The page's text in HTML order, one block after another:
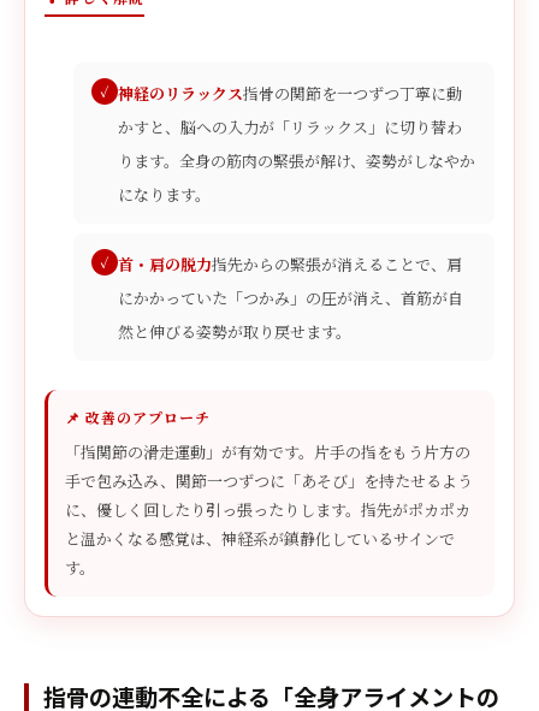
神経のリラックス指骨の関節を一つずつ丁寧に動
かすと、脳への入力が「リラックス」に切り替わ
ります。全身の筋肉の緊張が解け、姿勢がしなやか
になります。
首・肩の脱力指先からの緊張が消えることで、肩
にかかっていた「つかみ」の圧が消え、首筋が自
然と伸びる姿勢が取り戻せます。
📌 改善のアプローチ
「指関節の滑走運動」が有効です。片手の指をもう片方の
手で包み込み、関節一つずつに「あそび」を持たせるよう
に、優しく回したり引っ張ったりします。指先がポカポカ
と温かくなる感覚は、神経系が鎮静化しているサインで
す。
指骨の連動不全による「全身アライメントの